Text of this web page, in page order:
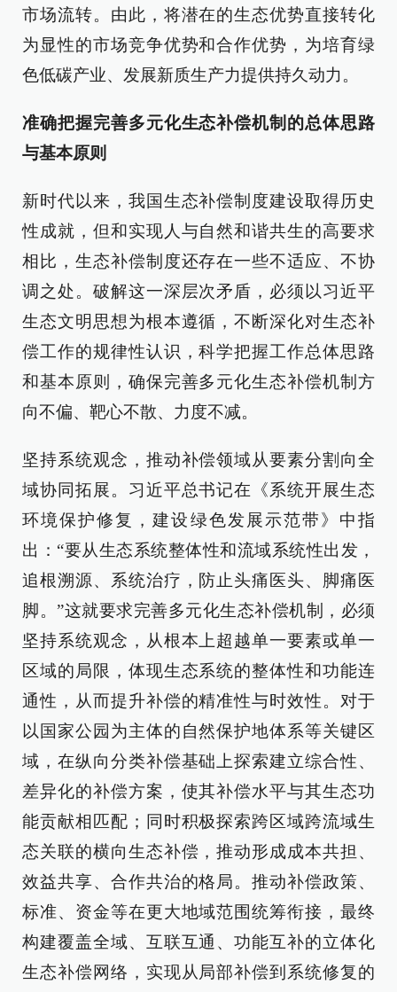
市场流转。由此，将潜在的生态优势直接转化
为显性的市场竞争优势和合作优势，为培育绿
色低碳产业、发展新质生产力提供持久动力。
准确把握完善多元化生态补偿机制的总体思路
与基本原则
新时代以来，我国生态补偿制度建设取得历史
性成就，但和实现人与自然和谐共生的高要求
相比，生态补偿制度还存在一些不适应、不协
调之处。破解这一深层次矛盾，必须以习近平
生态文明思想为根本遵循，不断深化对生态补
偿工作的规律性认识，科学把握工作总体思路
和基本原则，确保完善多元化生态补偿机制方
向不偏、靶心不散、力度不减。
坚持系统观念，推动补偿领域从要素分割向全
域协同拓展。习近平总书记在《系统开展生态
环境保护修复，建设绿色发展示范带》中指
出：“要从生态系统整体性和流域系统性出发，
追根溯源、系统治疗，防止头痛医头、脚痛医
脚。”这就要求完善多元化生态补偿机制，必须
坚持系统观念，从根本上超越单一要素或单一
区域的局限，体现生态系统的整体性和功能连
通性，从而提升补偿的精准性与时效性。对于
以国家公园为主体的自然保护地体系等关键区
域，在纵向分类补偿基础上探索建立综合性、
差异化的补偿方案，使其补偿水平与其生态功
能贡献相匹配；同时积极探索跨区域跨流域生
态关联的横向生态补偿，推动形成成本共担、
效益共享、合作共治的格局。推动补偿政策、
标准、资金等在更大地域范围统筹衔接，最终
构建覆盖全域、互联互通、功能互补的立体化
生态补偿网络，实现从局部补偿到系统修复的